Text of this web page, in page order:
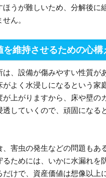
ほうが難しいため、分解後に
ん。
維持させるための心構
、設備が傷みやすい性質が
よく水浸しになるという家
上がりますから、床や壁の
透していくので、頑固にな
害虫の発生などの問題もあ
ためには、いかに水漏れを
けで、資産価値は想像以上